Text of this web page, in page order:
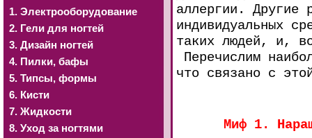
1. Электрооборудование
2. Гели для ногтей
3. Дизайн ногтей
4. Пилки, бафы
5. Типсы, формы
6. Кисти
7. Жидкости
8. Уход за ногтями
аллергии. Другие
индивидуальных
таких людей, и,
Перечислим
что связано с
Миф 1.